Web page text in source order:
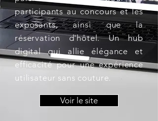
participants au concours et les
exposants, ainsi que la
réservation d'hôtel. Un hub
digital qui allie élégance et
efficacité pour une expérience
utilisateur sans couture.
Voir le site